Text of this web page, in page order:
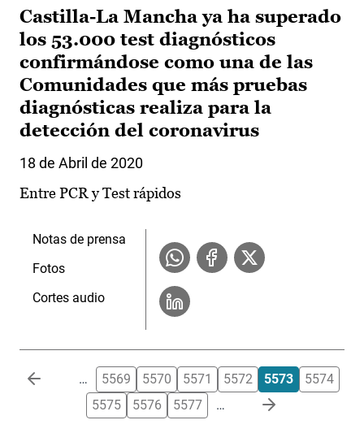
Castilla-La Mancha ya ha superado
los 53.000 test diagnósticos
confirmándose como una de las
Comunidades que más pruebas
diagnósticas realiza para la
detección del coronavirus
18 de Abril de 2020
Entre PCR y Test rápidos
Notas de prensa
Fotos
Cortes audio
Paginación … 5569 5570 5571 5572 5573
5574
5575
5576 5577 …